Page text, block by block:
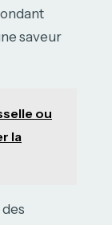
saveur
ou
la